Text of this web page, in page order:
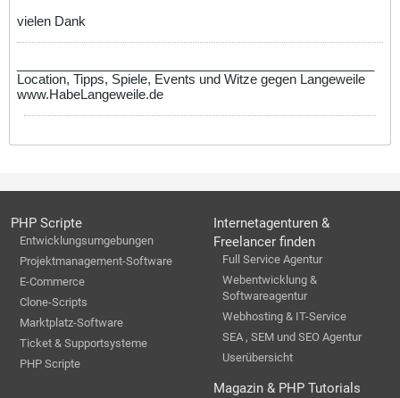
vielen Dank
Location, Tipps, Spiele, Events und Witze gegen Langeweile
www.HabeLangeweile.de
PHP Scripte
Entwicklungsumgebungen
Projektmanagement-Software
E-Commerce
Clone-Scripts
Marktplatz-Software
Ticket & Supportsysteme
PHP Scripte
Internetagenturen &
Freelancer finden
Full Service Agentur
Webentwicklung &
Softwareagentur
Webhosting & IT-Service
SEA , SEM und SEO Agentur
Userübersicht
Magazin & PHP Tutorials